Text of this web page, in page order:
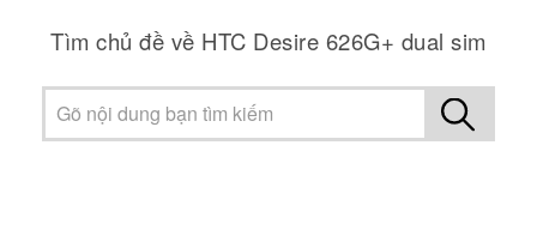
Tìm chủ đề về HTC Desire 626G+ dual sim